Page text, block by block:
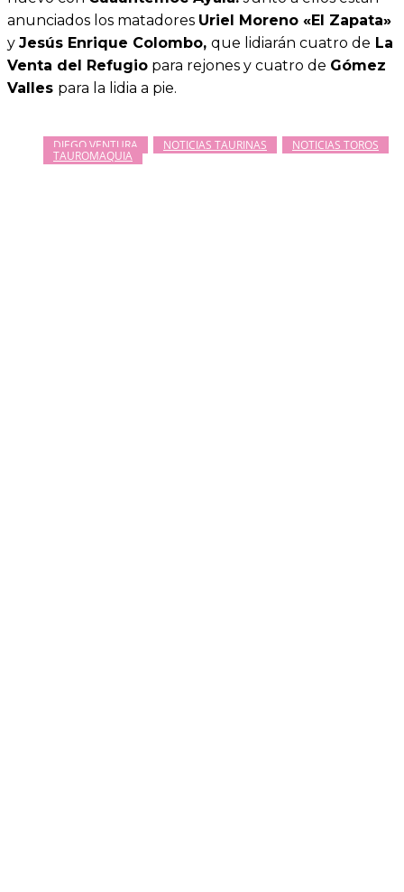
anunciados los matadores Uriel Moreno «El Zapata»
y Jesús Enrique Colombo, que lidiarán cuatro de La
Venta del Refugio para rejones y cuatro de Gómez
Valles para la lidia a pie.
DIEGO VENTURA NOTICIAS TAURINAS NOTICIAS TOROS
TAUROMAQUIA